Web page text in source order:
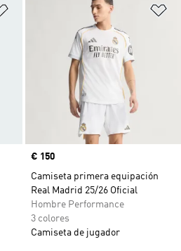
Añadir a la lista de deseos
Precio
€ 150
Camiseta primera equipación
Real Madrid 25/26 Oficial
Hombre Performance
3 colores
Camiseta de jugador